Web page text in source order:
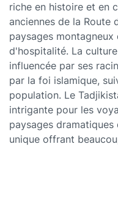
riche en histoire et en
anciennes de la Route
paysages
d'hospitalité. La
influencée par ses
par la foi islamique,
population. Le
intrigante pour les
paysages
unique offrant